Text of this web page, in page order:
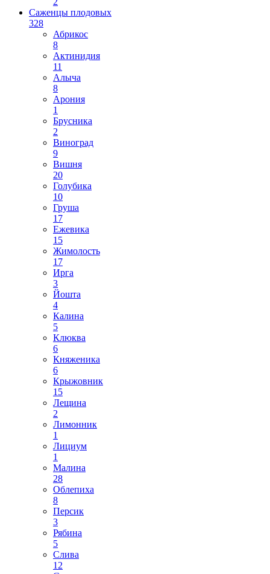
Саженцы плодовых
328
Абрикос
8
Актинидия
11
Алыча
8
Арония
1
Брусника
2
Виноград
9
Вишня
20
Голубика
10
Груша
17
Ежевика
15
Жимолость
17
Ирга
3
Йошта
4
Калина
5
Клюква
6
Княженика
6
Крыжовник
15
Лещина
2
Лимонник
1
Лициум
1
Малина
28
Облепиха
8
Персик
3
Рябина
5
Слива
12